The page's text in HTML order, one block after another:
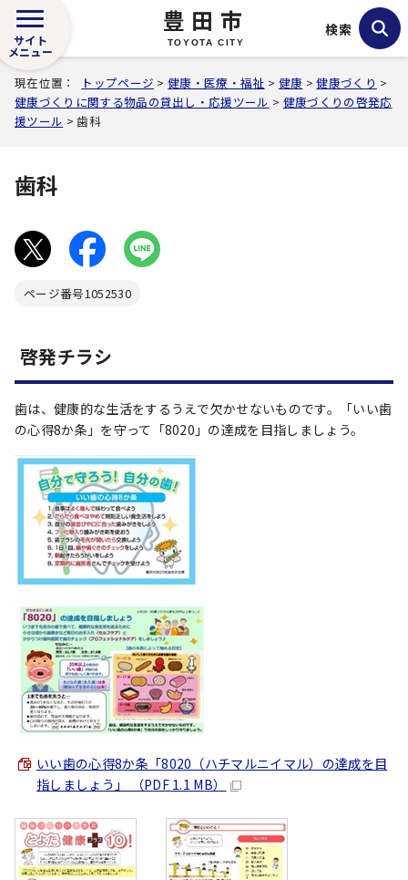
豊田市
TOYOTA CITY
サイト
メニュー
検索
現在位置： トップページ >健康・医療・福祉 > 健康 >健康づくり >
健康づくりに関する物品の貸出し・応援ツール > 健康づくりの啓発応
援ツール > 歯科
歯科
ページ番号1052530
啓発チラシ
歯は、健康的な生活をするうえで欠かせないものです。「いい歯
の心得8か条」を守って「8020」の達成を目指しましょう。
いい歯の心得8か条「8020（ハチマルニイマル）の達成を目
指しましょう」 （PDF 1.1 MB）